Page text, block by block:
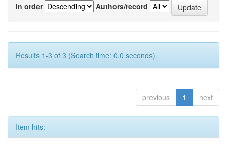
In order
Authors/record
Results 1-3 of 3 (Search time: 0.0 seconds).
previous 1 next
Item hits: